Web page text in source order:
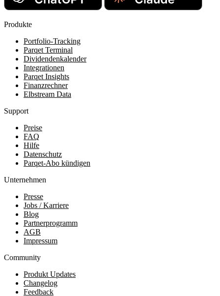
Produkte
Portfolio-Tracking
Parqet Terminal
Dividendenkalender
Integrationen
Parqet Insights
Finanzrechner
Elbstream Data
Support
Preise
FAQ
Hilfe
Datenschutz
Parqet-Abo kündigen
Unternehmen
Presse
Jobs / Karriere
Blog
Partnerprogramm
AGB
Impressum
Community
Produkt Updates
Changelog
Feedback